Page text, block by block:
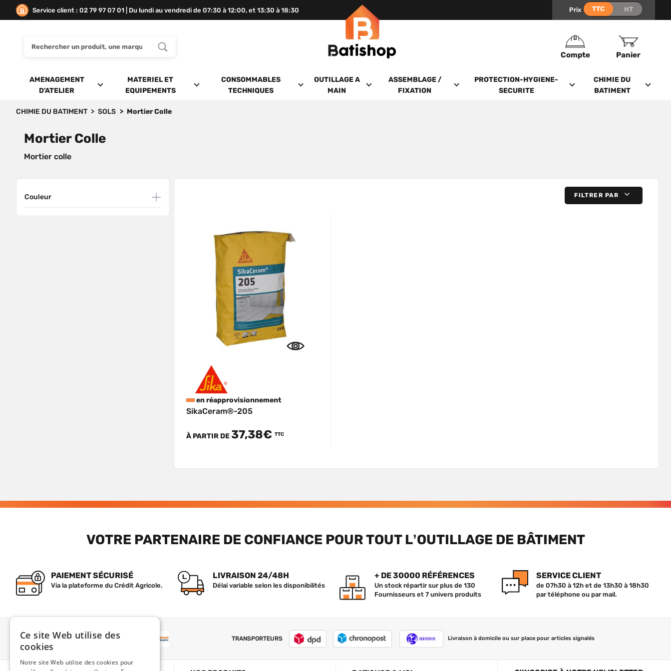
Service client : 02 79 97 07 01 | Du lundi au vendredi de 07:30 à 12:00, et 13:30 à 18:30 Prix
Compte Panier
AMENAGEMENT
D'ATELIER
MATERIEL ET
EQUIPEMENTS
CONSOMMABLES
TECHNIQUES
OUTILLAGE A
MAIN
ASSEMBLAGE /
FIXATION
PROTECTION-HYGIENE-
SECURITE
CHIMIE DU
BATIMENT
CHIMIE DU BATIMENT SOLS Mortier Colle
Mortier Colle
Mortier colle
Couleur FILTRER PAR
en réapprovisionnement
SikaCeram®-205
À PARTIR DE37,38€ TTC
VOTRE PARTENAIRE DE CONFIANCE POUR TOUT L’OUTILLAGE DE BÂTIMENT
PAIEMENT SÉCURISÉ
Via la plateforme du Crédit Agricole.
LIVRAISON 24/48H
Délai variable selon les disponibilités
+ DE 30000 RÉFÉRENCES
Un stock répartir sur plus de 130
Fournisseurs et 7 univers produits
SERVICE CLIENT
de 07h30 à 12h et de 13h30 à 18h30
par téléphone ou par mail.
PAIEMENT TRANSPORTEURS Livraison à domicile ou sur place pour articles signalés
Ce site Web utilise des
cookies
Notre site Web utilise des cookies pour